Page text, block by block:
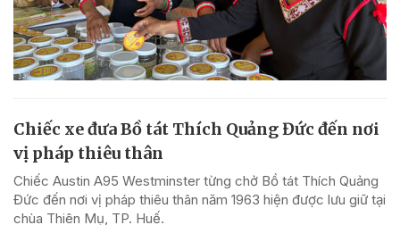
Chiếc xe đưa Bồ tát Thích Quảng Đức đến nơi
vị pháp thiêu thân
Chiếc Austin A95 Westminster từng chở Bồ tát Thích Quảng
Đức đến nơi vị pháp thiêu thân năm 1963 hiện được lưu giữ tại
chùa Thiên Mụ, TP. Huế.